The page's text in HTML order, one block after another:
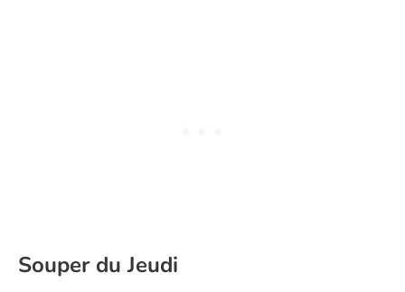
Souper du Jeudi